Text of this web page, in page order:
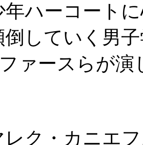
年ハーコート
倒していく男
ファースらが
レク・カニエ